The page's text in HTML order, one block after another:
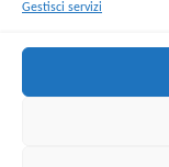
Gestisci servizi